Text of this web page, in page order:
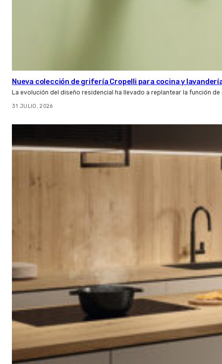
Nueva colección de grifería Cropelli para cocina y
La evolución del diseño residencial ha llevado a replantear la función
31 JULIO, 2026